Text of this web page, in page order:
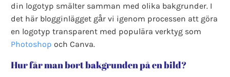
din logotyp smälter samman med olika bakgrunder. I
det här blogginlägget går vi igenom processen att göra
en logotyp transparent med populära verktyg som
Photoshop och Canva.
Hur får man bort bakgrunden på en bild?